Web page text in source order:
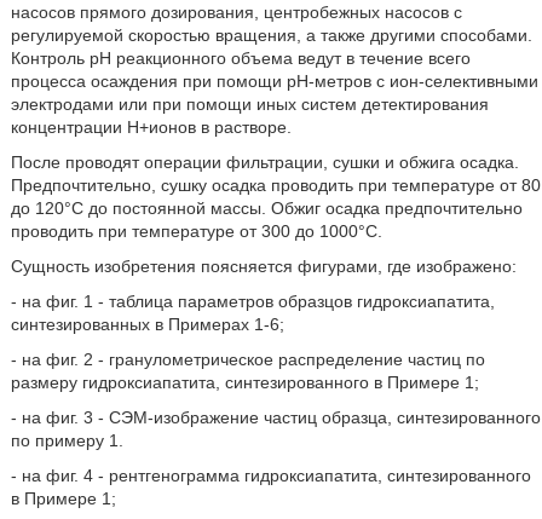
насосов прямого дозирования, центробежных насосов с
регулируемой скоростью вращения, а также другими способами.
Контроль рН реакционного объема ведут в течение всего
процесса осаждения при помощи рН-метров с ион-селективными
электродами или при помощи иных систем детектирования
концентрации Н+ионов в растворе.
После проводят операции фильтрации, сушки и обжига осадка.
Предпочтительно, сушку осадка проводить при температуре от 80
до 120°С до постоянной массы. Обжиг осадка предпочтительно
проводить при температуре от 300 до 1000°С.
Сущность изобретения поясняется фигурами, где изображено:
- на фиг. 1 - таблица параметров образцов гидроксиапатита,
синтезированных в Примерах 1-6;
- на фиг. 2 - гранулометрическое распределение частиц по
размеру гидроксиапатита, синтезированного в Примере 1;
- на фиг. 3 - СЭМ-изображение частиц образца, синтезированного
по примеру 1.
- на фиг. 4 - рентгенограмма гидроксиапатита, синтезированного
в Примере 1;